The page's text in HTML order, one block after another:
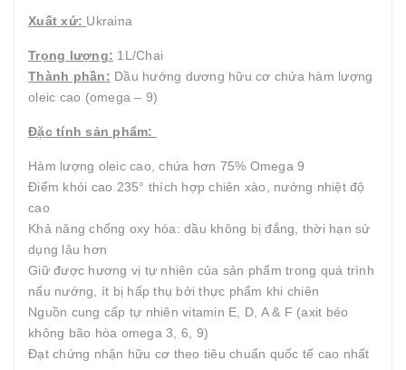
Xuất xứ: Ukraina
Trọng lượng: 1L/Chai
Thành phần: Dầu hướng dương hữu cơ chứa hàm lượng
oleic cao (omega – 9)
Đặc tính sản phẩm:
Hàm lượng oleic cao, chứa hơn 75% Omega 9
Điểm khói cao 235° thích hợp chiên xào, nướng nhiệt độ
cao
Khả năng chống oxy hóa: dầu không bị đắng, thời hạn sử
dụng lâu hơn
Giữ được hương vị tự nhiên của sản phẩm trong quá trình
nấu nướng, ít bị hấp thụ bởi thực phẩm khi chiên
Nguồn cung cấp tự nhiên vitamin E, D, A & F (axit béo
không bão hòa omega 3, 6, 9)
Đạt chứng nhận hữu cơ theo tiêu chuẩn quốc tế cao nhất